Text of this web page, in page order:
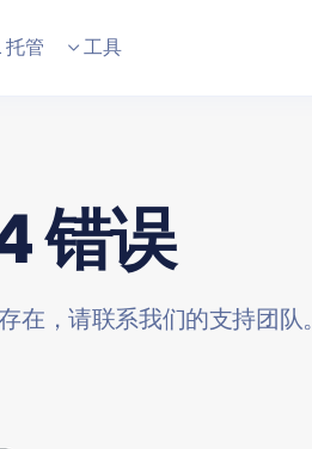
托管 工具
错误
，请联系我们的支持团队。